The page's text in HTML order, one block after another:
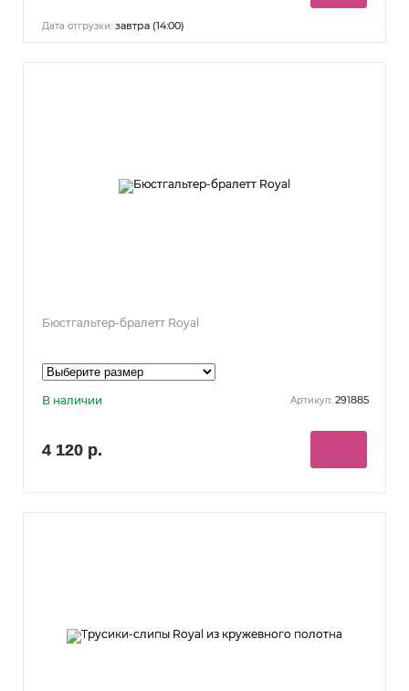
Дата отгрузки: завтра (14:00)
Бюстгальтер-бралетт Royal
В наличии Артикул: 291885
4 120 р.